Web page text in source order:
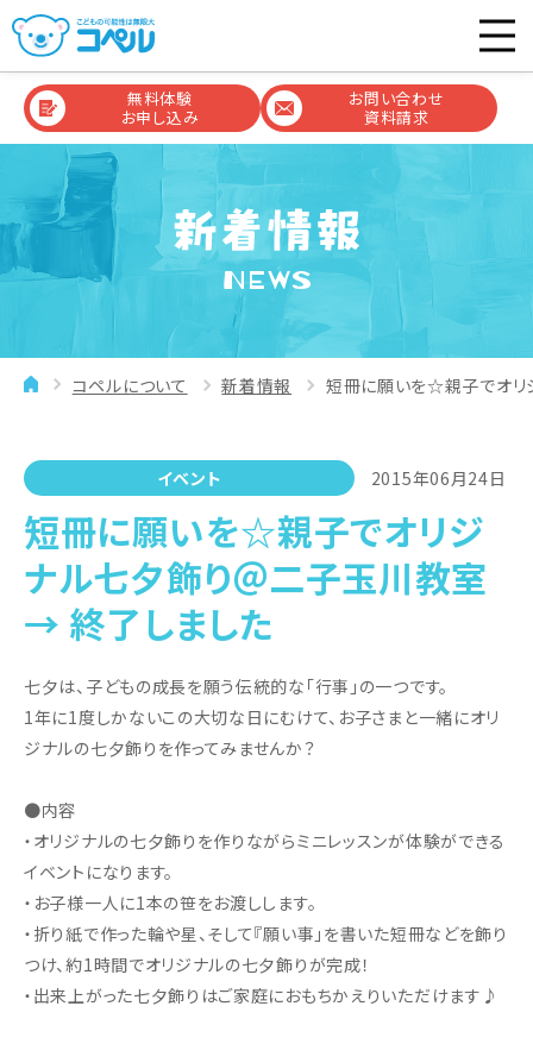
無料体験
お申し込み
お問い合わせ
資料請求
NEWS
コペルについて 新着情報 短冊に願いを☆親子でオ
イベント 2015年06月24日
短冊に願いを☆親子でオリジ
ナル七夕飾り＠二子玉川教室
→ 終了しました
七夕は、子どもの成長を願う伝統的な「行事」の一つです。
1年に1度しかないこの大切な日にむけて、お子さまと一緒にオリ
ジナルの七夕飾りを作ってみませんか？
●内容
・オリジナルの七夕飾りを作りながらミニレッスンが体験ができる
イベントになります。
・お子様一人に1本の笹をお渡しします。
・折り紙で作った輪や星、そして『願い事」を書いた短冊などを飾り
つけ、約1時間でオリジナルの七夕飾りが完成！
・出来上がった七夕飾りはご家庭におもちかえりいただけます♪